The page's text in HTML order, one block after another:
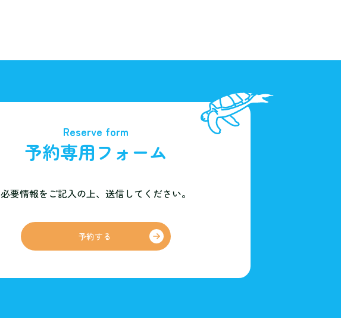
Reserve form
予約専用フォーム
必要情報をご記入の上、 送信してください。
予約する